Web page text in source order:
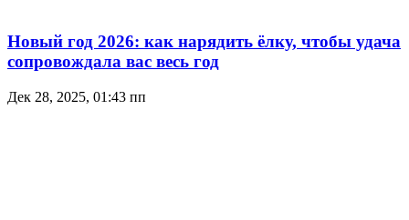
Новый год 2026: как нарядить ёлку, чтобы удача
сопровождала вас весь год
Дек 28, 2025, 01:43 пп